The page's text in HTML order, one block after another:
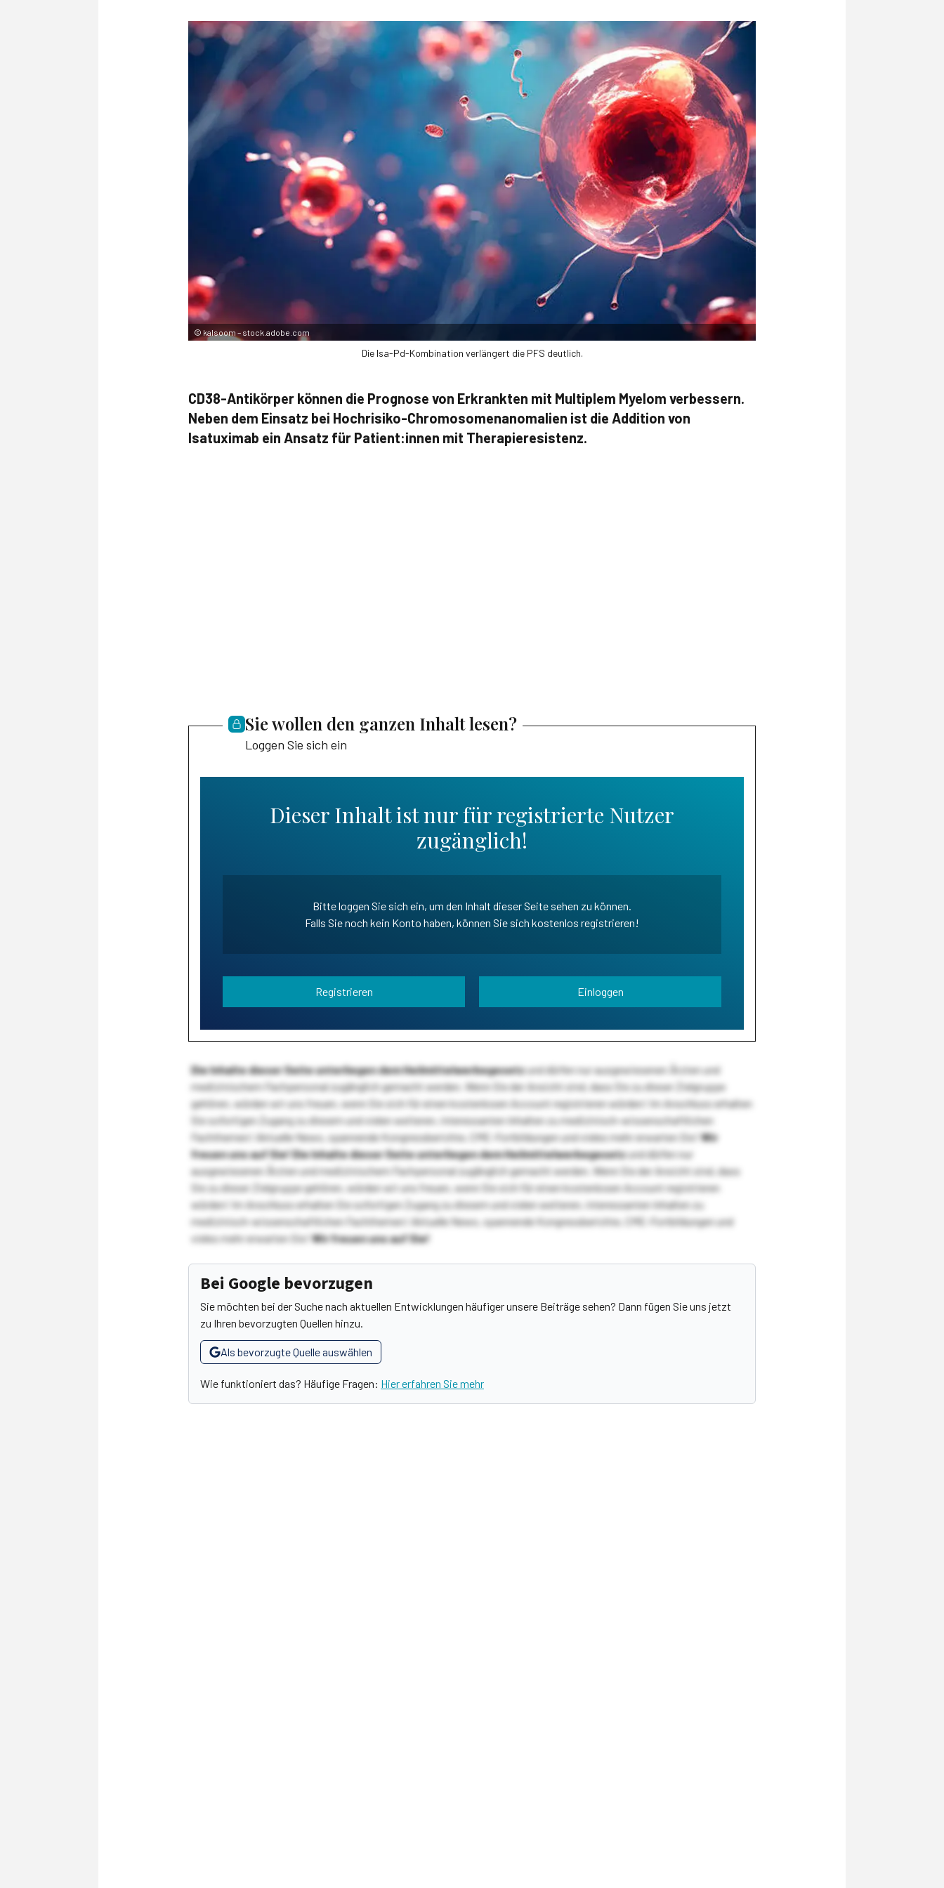
© kalsoom – stock.adobe.com
Die Isa-Pd-Kombination verlängert die PFS deutlich.
CD38-Antikörper können die Prognose von Erkrankten mit Multiplem Myelom verbessern.
Neben dem Einsatz bei Hochrisiko-Chromosomenanomalien ist die Addition von
Isatuximab ein Ansatz für Patient:innen mit Therapieresistenz.
Sie wollen den ganzen Inhalt lesen?
Loggen Sie sich ein
Dieser Inhalt ist nur für registrierte Nutzer
zugänglich!
Bitte loggen Sie sich ein, um den Inhalt dieser Seite sehen zu können.
Falls Sie noch kein Konto haben, können Sie sich kostenlos registrieren!
Registrieren Einloggen
Die Inhalte dieser Seite unterliegen dem Heilmittelwerbegesetzund dürfen nur ausgewiesenen Ärzten und
medizinischem Fachpersonal zugänglich gemacht werden. Wenn Sie der Ansicht sind, dass Sie zu dieser Zielgruppe
gehören, würden wir uns freuen, wenn Sie sich für einen kostenlosen Account registrieren würden! Im Anschluss erhalten
Sie sofortigen Zugang zu diesem und vielen weiteren, interessanten Inhalten zu medizinisch-wissenschaftlichen
Fachthemen! Aktuelle News, spannende Kongressberichte, CME-Fortbildungen und vieles mehr erwarten Sie!Wir
freuen uns auf Sie!Die Inhalte dieser Seite unterliegen dem Heilmittelwerbegesetzund dürfen nur
ausgewiesenen Ärzten und medizinischem Fachpersonal zugänglich gemacht werden. Wenn Sie der Ansicht sind, dass
Sie zu dieser Zielgruppe gehören, würden wir uns freuen, wenn Sie sich für einen kostenlosen Account registrieren
würden! Im Anschluss erhalten Sie sofortigen Zugang zu diesem und vielen weiteren, interessanten Inhalten zu
medizinisch-wissenschaftlichen Fachthemen! Aktuelle News, spannende Kongressberichte, CME-Fortbildungen und
vieles mehr erwarten Sie!Wir freuen uns auf Sie!
Bei Google bevorzugen
Sie möchten bei der Suche nach aktuellen Entwicklungen häufiger unsere Beiträge sehen? Dann fügen Sie uns jetzt
zu Ihren bevorzugten Quellen hinzu.
Als bevorzugte Quelle auswählen
Wie funktioniert das? Häufige Fragen: Hier erfahren Sie mehr